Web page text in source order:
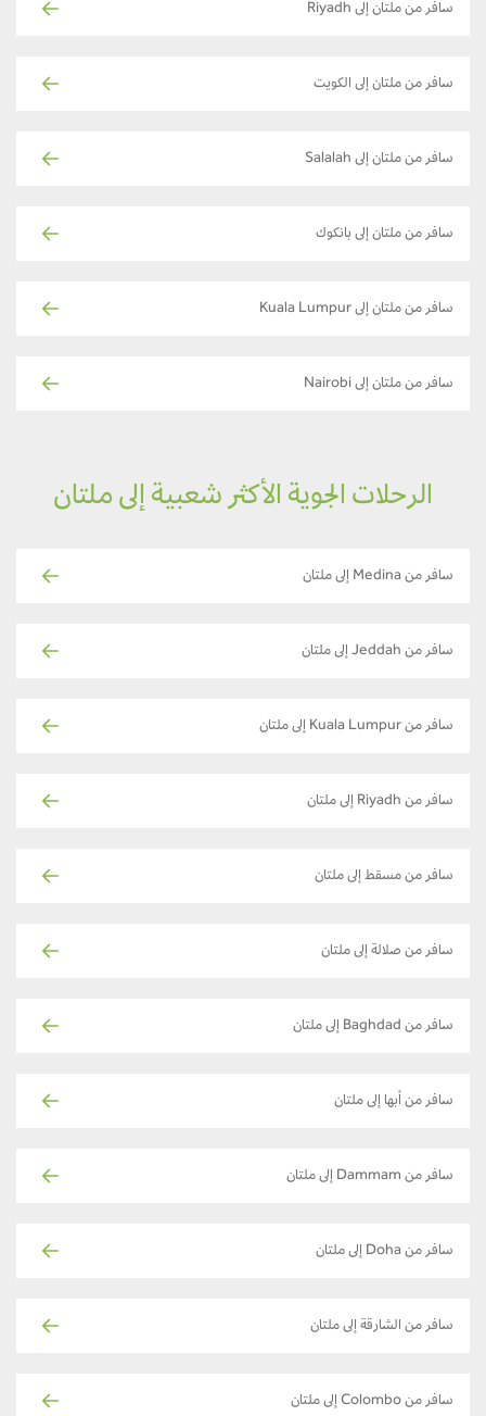
سافر من ملتان إلى Riyadh
سافر من ملتان إلى الكويت
سافر من ملتان إلى Salalah
سافر من ملتان إلى بانكوك
سافر من ملتان إلى Kuala Lumpur
سافر من ملتان إلى Nairobi
الرحلات الجوية الأكثر شعبية إلى ملتان
سافر من Medina إلى ملتان
سافر من Jeddah إلى ملتان
سافر من Kuala Lumpur إلى ملتان
سافر من Riyadh إلى ملتان
سافر من مسقط إلى ملتان
سافر من صلالة إلى ملتان
سافر من Baghdad إلى ملتان
سافر من أبها إلى ملتان
سافر من Dammam إلى ملتان
سافر من Doha إلى ملتان
سافر من الشارقة إلى ملتان
سافر من Colombo إلى ملتان